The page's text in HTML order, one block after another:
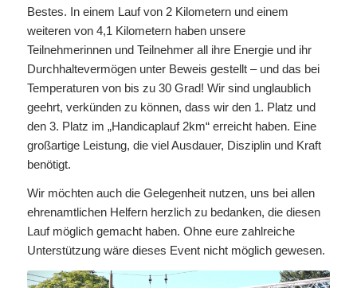
Bestes. In einem Lauf von 2 Kilometern und einem
weiteren von 4,1 Kilometern haben unsere
Teilnehmerinnen und Teilnehmer all ihre Energie und ihr
Durchhaltevermögen unter Beweis gestellt – und das bei
Temperaturen von bis zu 30 Grad! Wir sind unglaublich
geehrt, verkünden zu können, dass wir den 1. Platz und
den 3. Platz im „Handicaplauf 2km“ erreicht haben. Eine
großartige Leistung, die viel Ausdauer, Disziplin und Kraft
benötigt.
Wir möchten auch die Gelegenheit nutzen, uns bei allen
ehrenamtlichen Helfern herzlich zu bedanken, die diesen
Lauf möglich gemacht haben. Ohne eure zahlreiche
Unterstützung wäre dieses Event nicht möglich gewesen.